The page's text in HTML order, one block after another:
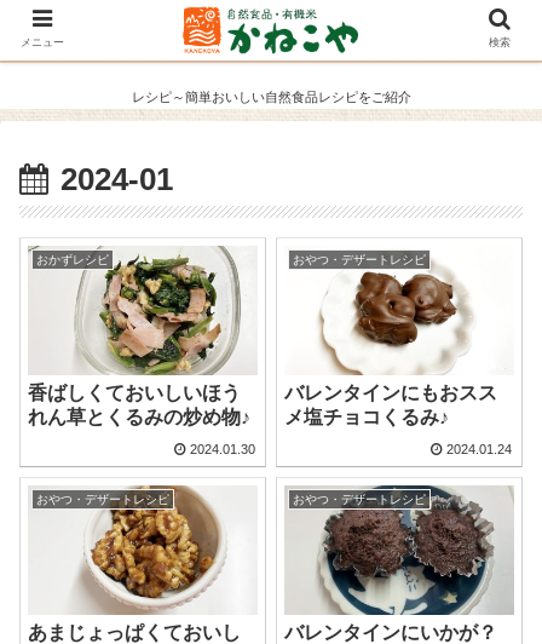
レシピ～簡単おいしい自然食品レシピをご紹介
2024-01
おかずレシピ
香ばしくておいしいほう
れん草とくるみの炒め物♪
2024.01.30
おやつ・デザートレシピ
バレンタインにもおスス
メ塩チョコくるみ♪
2024.01.24
おやつ・デザートレシピ
あまじょっぱくておいし
おやつ・デザートレシピ
バレンタインにいかが？
メニュー 検索